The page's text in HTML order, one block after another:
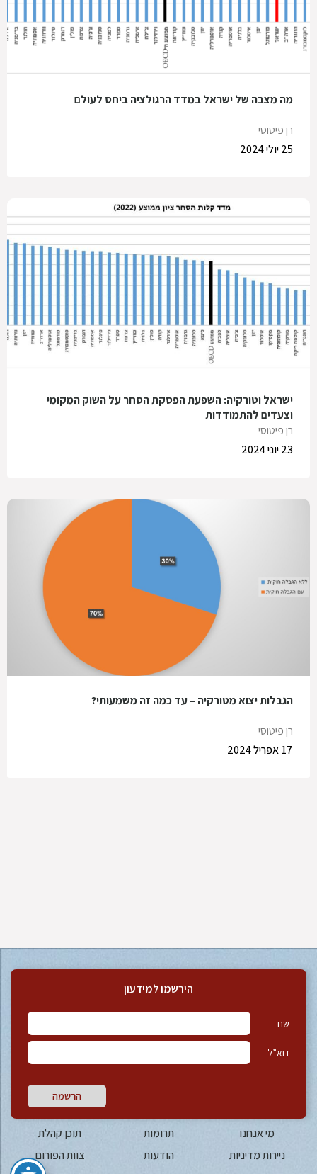
מה מצבה של ישראל במדד הרגולציה ביחס לעולם
רן פיטוסי
25 יולי 2024
ישראל וטורקיה: השפעת הפסקת הסחר על השוק המקומי
וצעדים להתמודדות
רן פיטוסי
23 יוני 2024
הגבלות יצוא מטורקיה – עד כמה זה משמעותי?
רן פיטוסי
17 אפריל 2024
הירשמו למידעון
שם
דוא”ל
הרשמה
מי אנחנו תרומות
תוכן קהלת
ניירות מדיניות
הודעות צוות הפורום